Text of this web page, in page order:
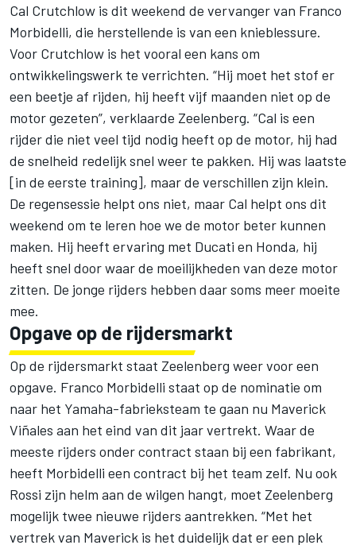
Cal Crutchlow is dit weekend de vervanger van Franco
Morbidelli, die herstellende is van een knieblessure.
Voor Crutchlow is het vooral een kans om
ontwikkelingswerk te verrichten. “Hij moet het stof er
een beetje af rijden, hij heeft vijf maanden niet op de
motor gezeten”, verklaarde Zeelenberg. “Cal is een
rijder die niet veel tijd nodig heeft op de motor, hij had
de snelheid redelijk snel weer te pakken. Hij was laatste
[in de eerste training], maar de verschillen zijn klein.
De regensessie helpt ons niet, maar Cal helpt ons dit
weekend om te leren hoe we de motor beter kunnen
maken. Hij heeft ervaring met Ducati en Honda, hij
heeft snel door waar de moeilijkheden van deze motor
zitten. De jonge rijders hebben daar soms meer moeite
mee.
Opgave op de rijdersmarkt
Op de rijdersmarkt staat Zeelenberg weer voor een
opgave. Franco Morbidelli staat op de nominatie om
naar het Yamaha-fabrieksteam te gaan nu Maverick
Viñales aan het eind van dit jaar vertrekt. Waar de
meeste rijders onder contract staan bij een fabrikant,
heeft Morbidelli een contract bij het team zelf. Nu ook
Rossi zijn helm aan de wilgen hangt, moet Zeelenberg
mogelijk twee nieuwe rijders aantrekken. “Met het
vertrek van Maverick is het duidelijk dat er een plek